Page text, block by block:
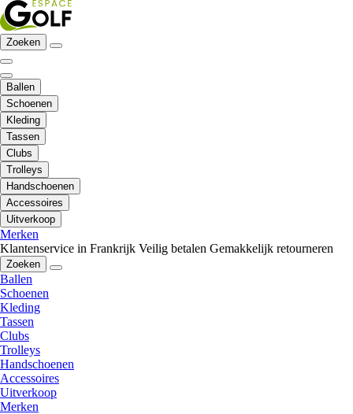
Zoeken
Ballen
Schoenen
Kleding
Tassen
Clubs
Trolleys
Handschoenen
Accessoires
Uitverkoop
Merken
Klantenservice in Frankrijk Veilig betalen Gemakkelijk retourneren
Zoeken
Ballen
Schoenen
Kleding
Tassen
Clubs
Trolleys
Handschoenen
Accessoires
Uitverkoop
Merken